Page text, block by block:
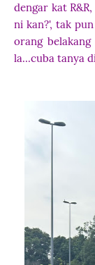
dengar kat
ni kan?', tak
orang
la...cuba tanya